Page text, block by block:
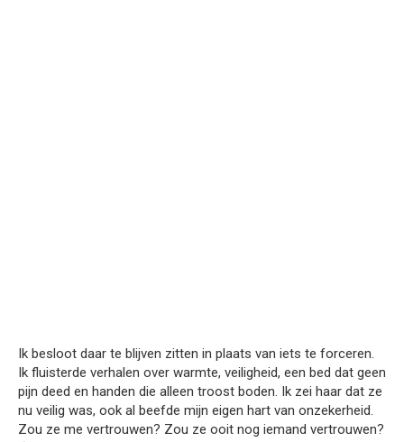
Ik besloot daar te blijven zitten in plaats van iets te forceren.
Ik fluisterde verhalen over warmte, veiligheid, een bed dat geen
pijn deed en handen die alleen troost boden. Ik zei haar dat ze
nu veilig was, ook al beefde mijn eigen hart van onzekerheid.
Zou ze me vertrouwen? Zou ze ooit nog iemand vertrouwen?